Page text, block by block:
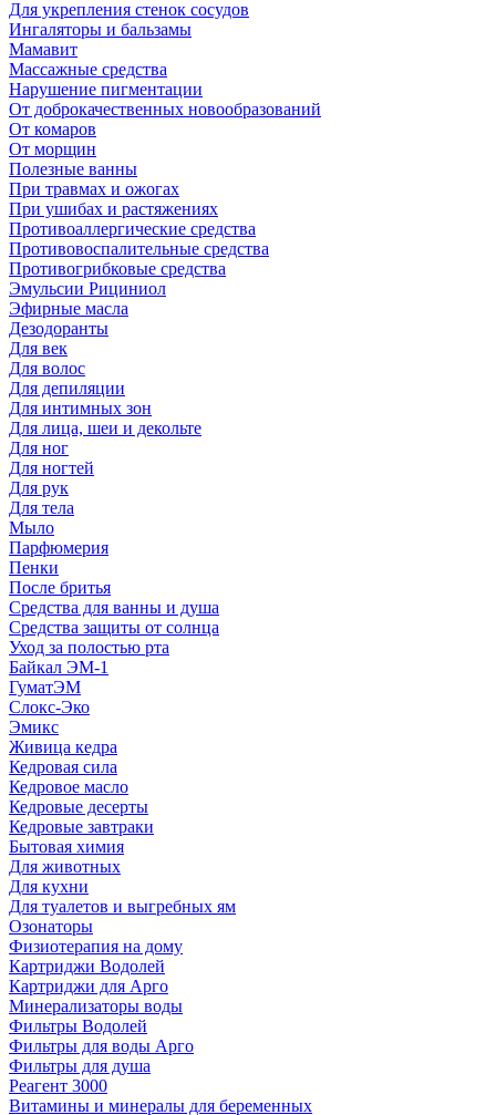
Для укрепления стенок сосудов
Ингаляторы и бальзамы
Мамавит
Массажные средства
Нарушение пигментации
От доброкачественных новообразований
От комаров
От морщин
Полезные ванны
При травмах и ожогах
При ушибах и растяжениях
Противоаллергические средства
Противовоспалительные средства
Противогрибковые средства
Эмульсии Рициниол
Эфирные масла
Дезодоранты
Для век
Для волос
Для депиляции
Для интимных зон
Для лица, шеи и декольте
Для ног
Для ногтей
Для рук
Для тела
Мыло
Парфюмерия
Пенки
После бритья
Средства для ванны и душа
Средства защиты от солнца
Уход за полостью рта
Байкал ЭМ-1
ГуматЭМ
Слокс-Эко
Эмикс
Живица кедра
Кедровая сила
Кедровое масло
Кедровые десерты
Кедровые завтраки
Бытовая химия
Для животных
Для кухни
Для туалетов и выгребных ям
Озонаторы
Физиотерапия на дому
Картриджи Водолей
Картриджи для Арго
Минерализаторы воды
Фильтры Водолей
Фильтры для воды Арго
Фильтры для душа
Реагент 3000
Витамины и минералы для беременных